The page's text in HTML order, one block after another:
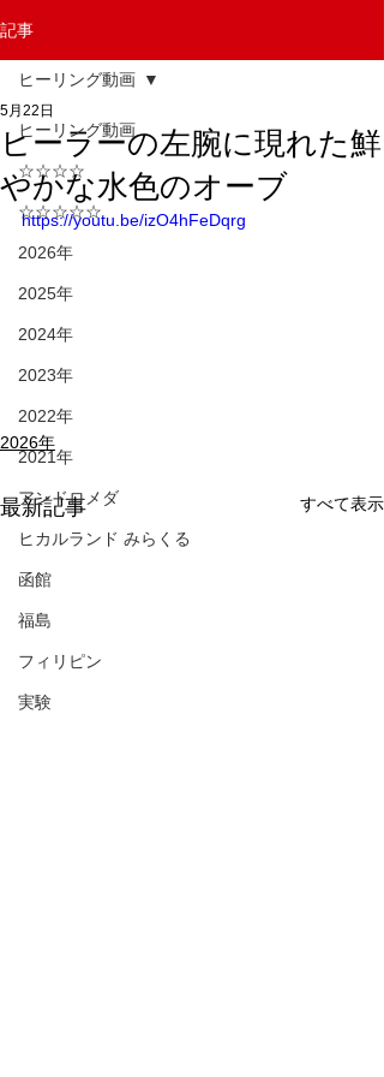
記事
ヒーリング動画
☆☆☆☆
☆☆☆☆☆
2026年
2025年
2024年
2023年
2022年
2021年
アンドロメダ
ヒカルランド みらくる
函館
福島
フィリピン
実験
ヒーリング動画
ヒーラーの左腕に現れた鮮
やかな水色のオーブ
5月22日
https://youtu.be/izO4hFeDqrg
2026年
最新記事 すべて表示